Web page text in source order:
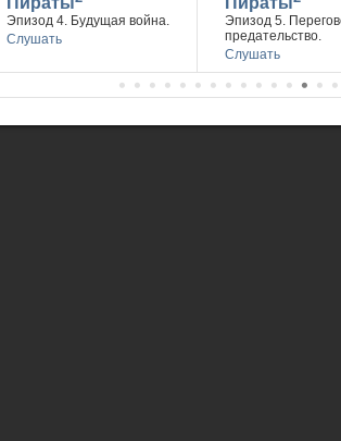
Эпизод 4. Будущая война.
Слушать
Эпизод 5.
предательство.
Слушать